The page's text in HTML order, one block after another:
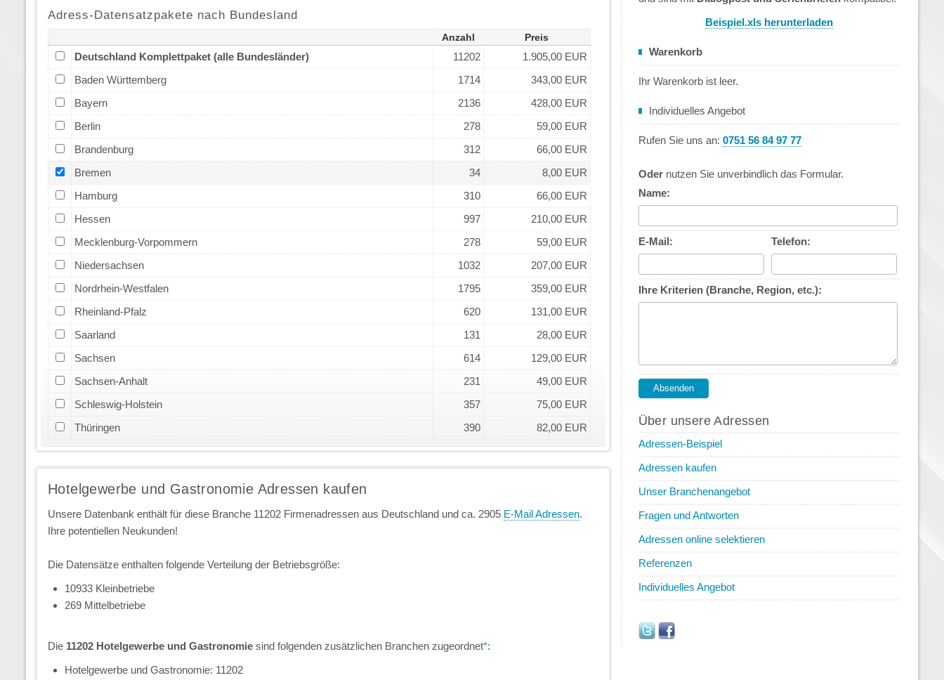
Adress-Datensatzpakete nach Bundesland
Anzahl Preis
Deutschland Komplettpaket (alle Bundesländer) 11202
1.905,00 EUR
Baden Württemberg
1714
343,00 EUR
Bayern
2136
428,00 EUR
Berlin
278
59,00 EUR
Brandenburg
312
66,00 EUR
Bremen
34
8,00 EUR
Hamburg
310
66,00 EUR
Hessen
997
210,00 EUR
Mecklenburg-Vorpommern
278
59,00 EUR
Niedersachsen
1032
207,00 EUR
Nordrhein-Westfalen
1795
359,00 EUR
Rheinland-Pfalz
620
131,00 EUR
Saarland
131
28,00 EUR
Sachsen
614
129,00 EUR
Sachsen-Anhalt
231
49,00 EUR
Schleswig-Holstein
357
75,00 EUR
Thüringen
390 82,00 EUR
Hotelgewerbe und Gastronomie Adressen kaufen
Unsere Datenbank enthält für diese Branche 11202 Firmenadressen aus Deutschland und ca. 2905 E-Mail Adressen.
Ihre potentiellen Neukunden!
Die Datensätze enthalten folgende Verteilung der Betriebsgröße:
10933 Kleinbetriebe
269 Mittelbetriebe
Die 11202 Hotelgewerbe und Gastronomie sind folgenden zusätzlichen Branchen zugeordnet*:
Hotelgewerbe und Gastronomie: 11202
Beispiel.xls herunterladen
Warenkorb
Ihr Warenkorb ist leer.
Individuelles Angebot
Rufen Sie uns an: 0751 56 84 97 77
Odernutzen Sie unverbindlich das Formular.
Name:
E-Mail: Telefon:
Ihre Kriterien (Branche, Region, etc.):
Über unsere Adressen
Adressen-Beispiel
Adressen kaufen
Unser Branchenangebot
Fragen und Antworten
Adressen online selektieren
Referenzen
Individuelles Angebot